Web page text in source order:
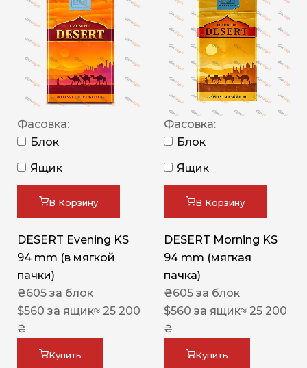
Фасовка:
Блок
Ящик
В Корзину
DESERT Evening KS
94 mm (в мягкой
пачки)
₴605 за блок
$560 за ящик≈ 25 200
₴
Купить
Фасовка:
Блок
Ящик
В Корзину
DESERT Morning KS
94 mm (мягкая
пачка)
₴605 за блок
$560 за ящик≈ 25 200
₴
Купить